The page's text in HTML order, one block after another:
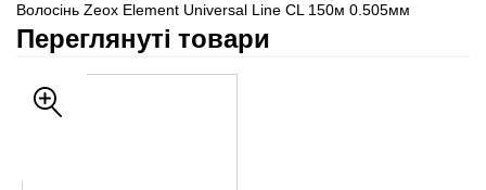
Волосінь Zeox Element Universal Line CL 150м 0.505мм
Переглянуті товари